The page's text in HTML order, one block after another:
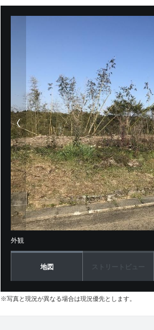
前の物件画像
外観
地図
※写真と現況が異なる場合は現況優先とします。